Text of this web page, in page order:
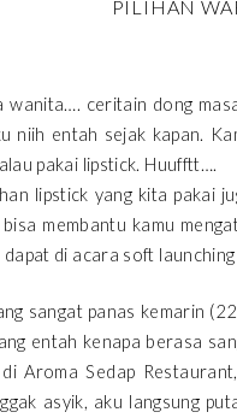
PILIHAN
wanita…. ceritain dong
niih entah sejak kapan.
pakai lipstick. Huufftt….
lipstick yang kita pakai
membantu kamu
dapat di acara soft
sangat panas kemarin
entah kenapa berasa
Aroma Sedap
asyik, aku langsung